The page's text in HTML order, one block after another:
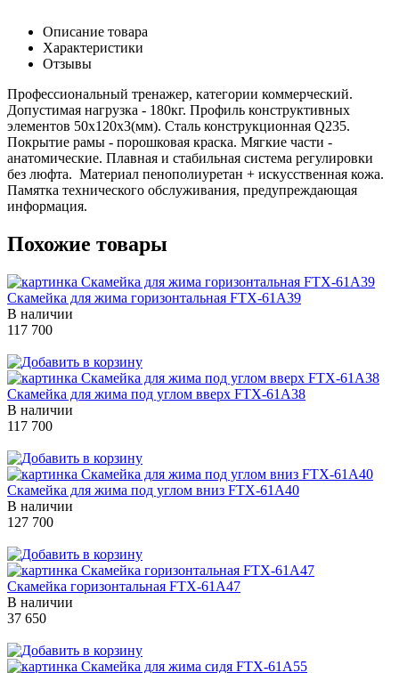
Описание товара
Характеристики
Отзывы
Профессиональный тренажер, категории коммерческий.
Допустимая нагрузка - 180кг. Профиль конструктивных
элементов 50х120х3(мм). Сталь конструкционная Q235.
Покрытие рамы - порошковая краска. Мягкие части -
анатомические. Плавная и стабильная система регулировки
без люфта. Материал пенополиуретан + искусственная кожа.
Памятка технического обслуживания, предупреждающая
информация.
Похожие товары
Скамейка для жима горизонтальная FTX-61A39
В наличии
117 700
Скамейка для жима под углом вверх FTX-61A38
В наличии
117 700
Скамейка для жима под углом вниз FTX-61A40
В наличии
127 700
Скамейка горизонтальная FTX-61A47
В наличии
37 650